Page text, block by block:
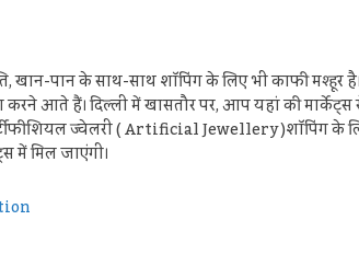
खान-पान के साथ-साथ शॉपिंग के लिए भी काफी मश्‍हूर
करने आते हैं। दिल्‍ली में खासतौर पर, आप यहां की
ज्‍वेलरी ( Artificial Jewellery )शॉपिंग के लिए
में मिल जाएंगी।